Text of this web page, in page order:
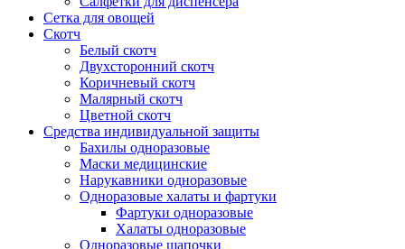
Сетка для овощей
Скотч
Белый скотч
Двухсторонний скотч
Коричневый скотч
Малярный скотч
Цветной скотч
Средства индивидуальной защиты
Бахилы одноразовые
Маски медицинские
Нарукавники одноразовые
Одноразовые халаты и фартуки
Фартуки одноразовые
Халаты одноразовые
Одноразовые шапочки